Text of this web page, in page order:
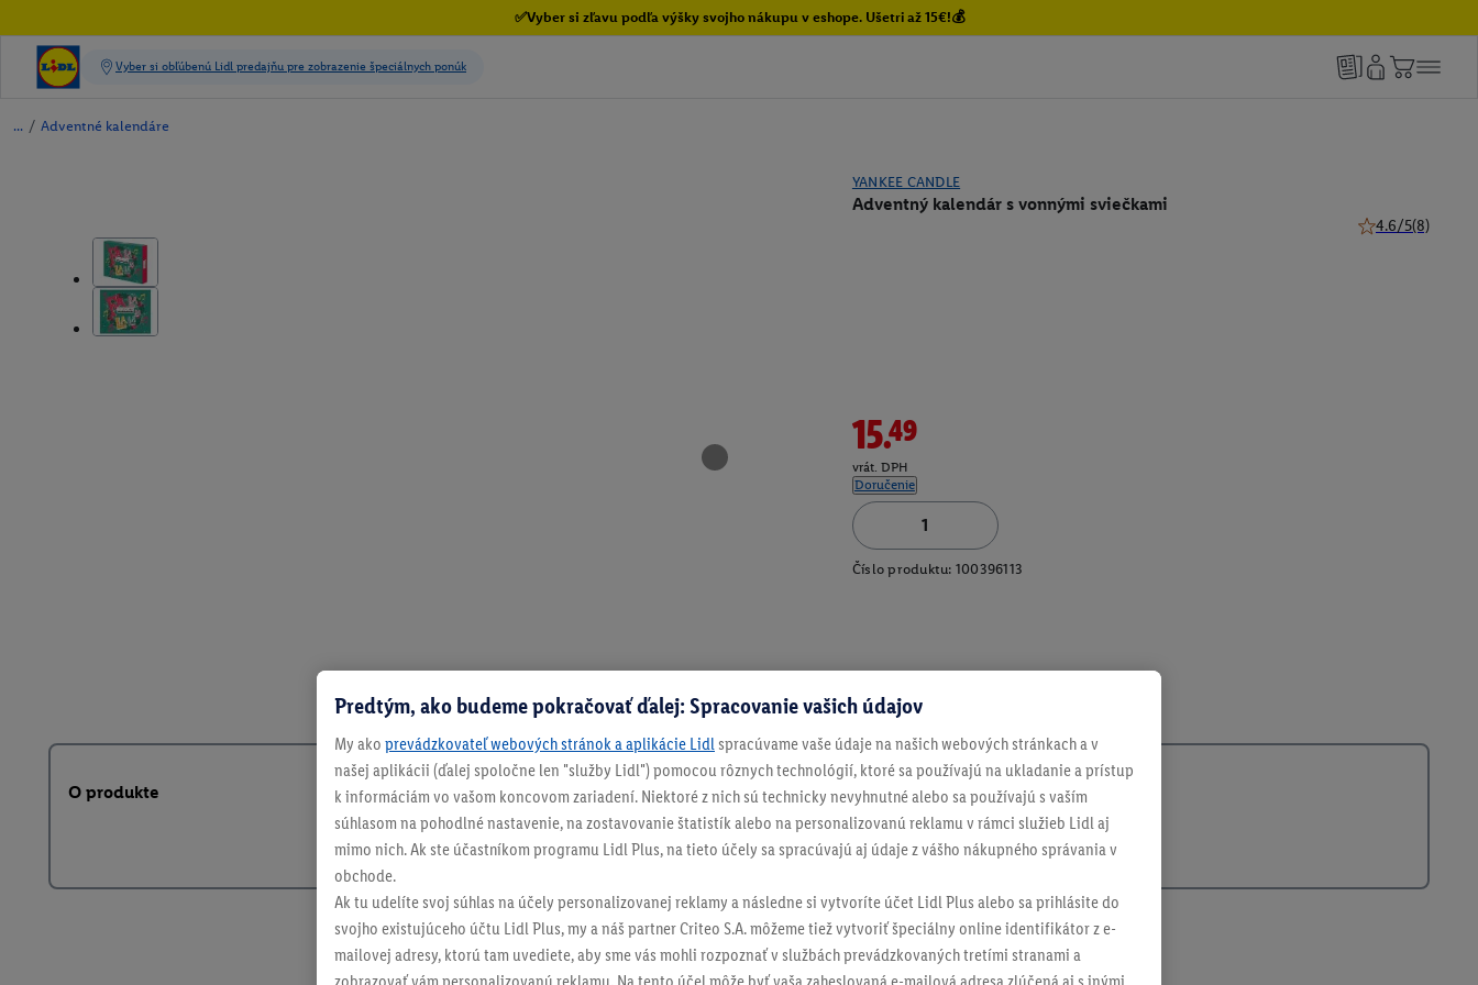
✅Vyber si zľavu podľa výšky svojho nákupu v eshope. Ušetri až 15€!💰
/ Adventné kalendáre
YANKEE CANDLE
Adventný kalendár s vonnými sviečkami
4.6/5(8)
15.49
vrát. DPH
Doručenie
Číslo produktu: 100396113
O produkte
Predtým, ako budeme pokračovať ďalej: Spracovanie vašich údajov
My ako prevádzkovateľ webových stránok a aplikácie Lidl spracúvame vaše údaje na našich webových stránkach a v
našej aplikácii (ďalej spoločne len "služby Lidl") pomocou rôznych technológií, ktoré sa používajú na ukladanie a prístup
k informáciám vo vašom koncovom zariadení. Niektoré z nich sú technicky nevyhnutné alebo sa používajú s vaším
súhlasom na pohodlné nastavenie, na zostavovanie štatistík alebo na personalizovanú reklamu v rámci služieb Lidl aj
mimo nich. Ak ste účastníkom programu Lidl Plus, na tieto účely sa spracúvajú aj údaje z vášho nákupného správania v
obchode.
Ak tu udelíte svoj súhlas na účely personalizovanej reklamy a následne si vytvoríte účet Lidl Plus alebo sa prihlásite do
svojho existujúceho účtu Lidl Plus, my a náš partner Criteo S.A. môžeme tiež vytvoriť špeciálny online identifikátor z e-
mailovej adresy, ktorú tam uvediete, aby sme vás mohli rozpoznať v službách prevádzkovaných tretími stranami a